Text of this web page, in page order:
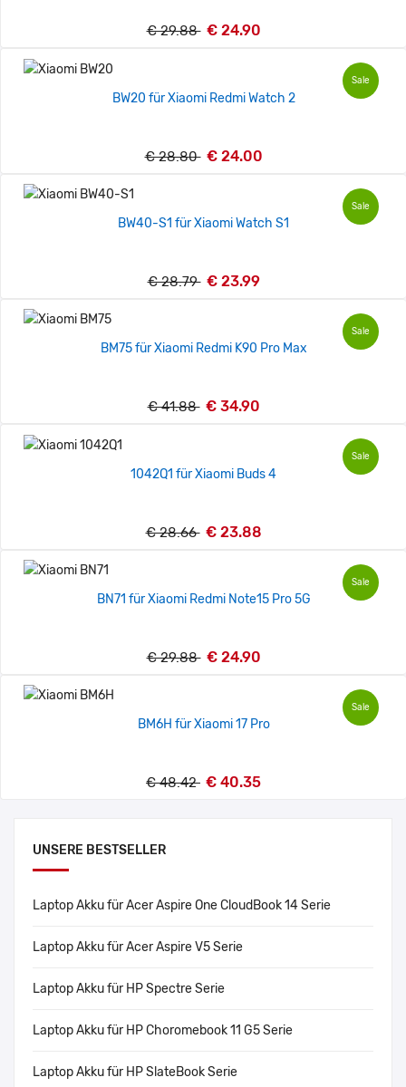
UNSERE BESTSELLER
Laptop Akku für Acer Aspire One CloudBook 14 Serie
Laptop Akku für Acer Aspire V5 Serie
Laptop Akku für HP Spectre Serie
Laptop Akku für HP Choromebook 11 G5 Serie
Laptop Akku für HP SlateBook Serie
€ 29.88 € 24.90
Sale
BW20 für Xiaomi Redmi Watch 2
€ 28.80 € 24.00
Sale
BW40-S1 für Xiaomi Watch S1
€ 28.79 € 23.99
Sale
BM75 für Xiaomi Redmi K90 Pro Max
€ 41.88 € 34.90
Sale
1042Q1 für Xiaomi Buds 4
€ 28.66 € 23.88
Sale
BN71 für Xiaomi Redmi Note15 Pro 5G
€ 29.88 € 24.90
Sale
BM6H für Xiaomi 17 Pro
€ 48.42 € 40.35